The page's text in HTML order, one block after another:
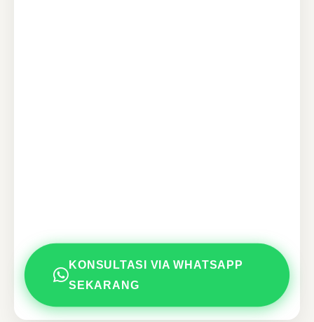
KONSULTASI VIA WHATSAPP
SEKARANG